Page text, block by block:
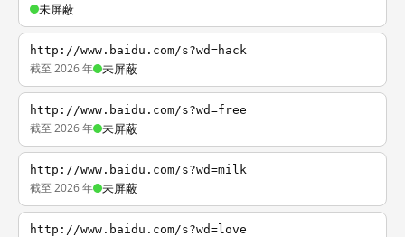
未屏蔽
http://www.baidu.com/s?wd=hack
截至 2026 年 未屏蔽
http://www.baidu.com/s?wd=free
截至 2026 年 未屏蔽
http://www.baidu.com/s?wd=milk
截至 2026 年 未屏蔽
http://www.baidu.com/s?wd=love